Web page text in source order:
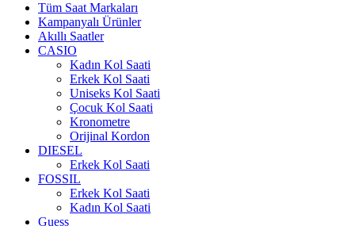
Tüm Saat Markaları
Kampanyalı Ürünler
Akıllı Saatler
CASIO
Kadın Kol Saati
Erkek Kol Saati
Uniseks Kol Saati
Çocuk Kol Saati
Kronometre
Orijinal Kordon
DIESEL
Erkek Kol Saati
FOSSIL
Erkek Kol Saati
Kadın Kol Saati
Guess